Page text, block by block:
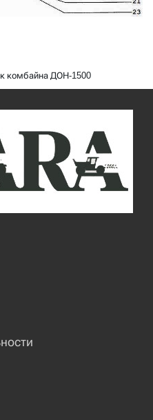
комбайна ДОН-1500